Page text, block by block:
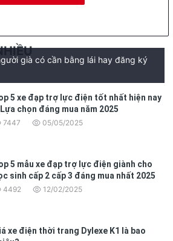
cao cấp cho chóa đèn lớn, giúp
TỬ THỜI TRANG
hợp giữa đồng hồ kim và đồng hồ điện
thời trang. Mặt đồng hồ hiển thị đầy đủ
khi vận hành, giúp người dùng dễ dàng
TIỆN CHO NGƯỜI
nút chức năng như đèn điện, đua và xi
già có cần bằng lái hay đăng ký
5 xe đạp trợ lực điện tốt nhất hiện nay
chọn đáng mua năm 2025
7447 05/05/2025
5 mẫu xe đạp trợ lực điện giành cho
sinh cấp 2 cấp 3 đáng mua nhất 2025
4492 12/02/2025
xe điện thời trang Dylexe K1 là bao